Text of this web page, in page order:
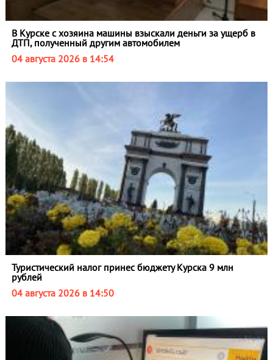
В Курске с хозяина машины взыскали деньги за ущерб в
ДТП, полученный другим автомобилем
04 августа 2026 в 14:54
Туристический налог принес бюджету Курска 9 млн
рублей
04 августа 2026 в 14:50